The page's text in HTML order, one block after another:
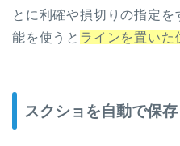
とに利確や損切りの指定
能を使うと ラインを置いた
スクショを自動で保存